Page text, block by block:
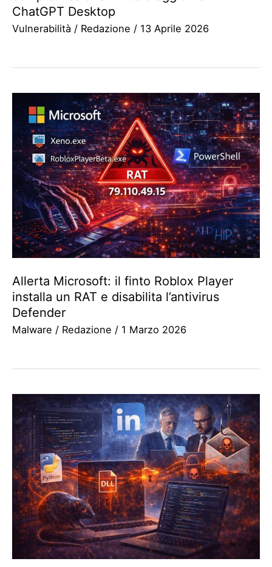
ChatGPT Desktop
Vulnerabilità / Redazione / 13 Aprile 2026
Allerta Microsoft: il finto Roblox Player
installa un RAT e disabilita l’antivirus
Defender
Malware / Redazione / 1 Marzo 2026